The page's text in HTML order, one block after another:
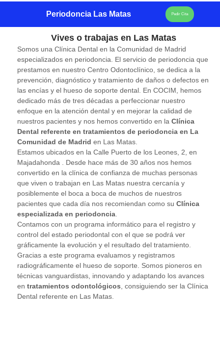
Periodoncia Las Matas Pedir Cita
Vives o trabajas en Las Matas
Somos una Clínica Dental en la Comunidad de Madrid
especializados en periodoncia. El servicio de periodoncia que
prestamos en nuestro Centro Odontoclínico, se dedica a la
prevención, diagnóstico y tratamiento de daños o defectos en
las encías y el hueso de soporte dental. En COCIM, hemos
dedicado más de tres décadas a perfeccionar nuestro
enfoque en la atención dental y en mejorar la calidad de
nuestros pacientes y nos hemos convertido en la Clínica
Dental referente en tratamientos de periodoncia en La
Comunidad de Madrid en Las Matas.
Estamos ubicados en la Calle Puerto de los Leones, 2, en
Majadahonda . Desde hace más de 30 años nos hemos
convertido en la clínica de confianza de muchas personas
que viven o trabajan en Las Matas nuestra cercanía y
posiblemente el boca a boca de muchos de nuestros
pacientes que cada día nos recomiendan como su Clínica
especializada en periodoncia
Contamos con un programa informático para el registro y
control del estado periodontal con el que se podrá ver
gráficamente la evolución y el resultado del tratamiento.
Gracias a este programa evaluamos y registramos
radiográficamente el hueso de soporte. Somos pioneros en
técnicas vanguardistas, innovando y adaptando los avances
en tratamientos odontológicos , consiguiendo ser la Clínica
Dental referente en Las Matas.